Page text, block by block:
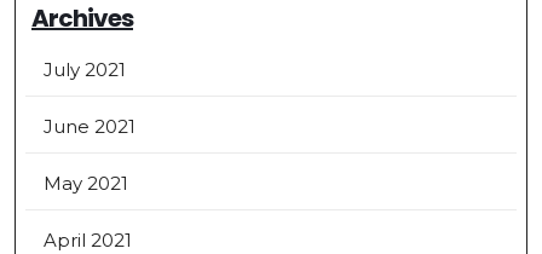
Archives
July 2021
June 2021
May 2021
April 2021